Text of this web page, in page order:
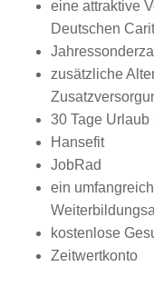
eine attraktive
Deutschen
zusätzliche
30 Tage
Hansefit
JobRad
ein
kostenlose
Zeitwertkonto